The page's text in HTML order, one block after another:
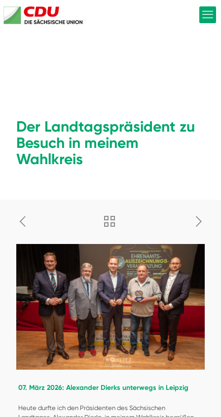
Der Landtagspräsident zu
Besuch in meinem
Wahlkreis
07. März 2026: Alexander Dierks unterwegs in Leipzig
Heute durfte ich den Präsidenten des Sächsischen